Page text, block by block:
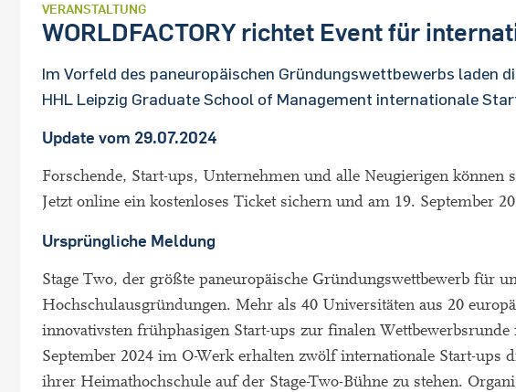
VERANSTALTUNG
WORLDFACTORY richtet Event für
Im Vorfeld des paneuropäischen Gründungswettbewerbs laden
HHL Leipzig Graduate School of Management internationale
Update vom 29.07.2024
Forschende, Start-ups, Unternehmen und alle Neugierigen
Jetzt online ein kostenloses Ticket sichern und am 19. September
Ursprüngliche Meldung
Stage Two, der größte paneuropäische Gründungswettbewerb für
Hochschulausgründungen. Mehr als 40 Universitäten aus 20
innovativsten frühphasigen Start-ups zur finalen
September 2024 im O-Werk erhalten zwölf internationale Start-
ihrer Heimathochschule auf der Stage-Two-Bühne zu stehen.